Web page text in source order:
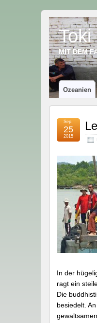
MIT DEM
Ozeanien
Sep.
25
2015
In der
ragt ein
Die
besiedelt.